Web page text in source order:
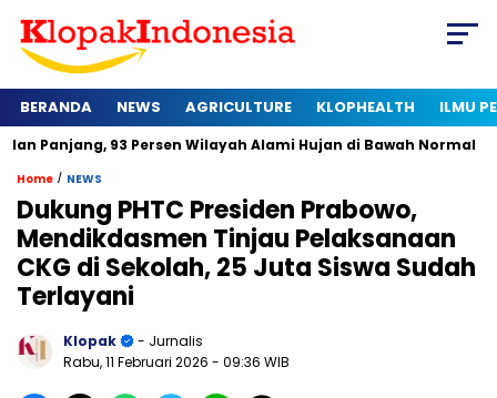
BERANDA NEWS AGRICULTURE KLOPHEALTH ILMU
93 Persen Wilayah Alami Hujan di Bawah Normal Kapan
Home / NEWS
Dukung PHTC Presiden Prabowo,
Mendikdasmen Tinjau Pelaksanaan
CKG di Sekolah, 25 Juta Siswa Sudah
Terlayani
Klopak
- Jurnalis
Rabu, 11 Februari 2026 - 09:36 WIB